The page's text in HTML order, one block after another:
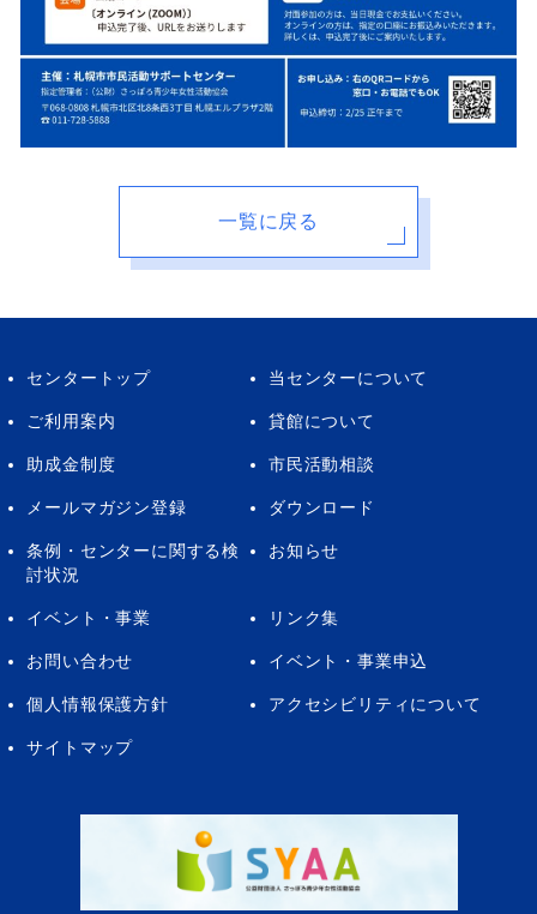
一覧に戻る
センタートップ 当センターについて
ご利用案内 貸館について
助成金制度 市民活動相談
メールマガジン登録 ダウンロード
条例・センターに関する検
討状況
お知らせ
イベント・事業 リンク集
お問い合わせ イベント・事業申込
個人情報保護方針 アクセシビリティについて
サイトマップ